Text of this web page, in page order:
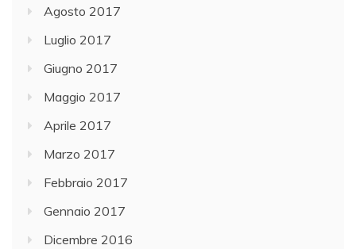
Agosto 2017
Luglio 2017
Giugno 2017
Maggio 2017
Aprile 2017
Marzo 2017
Febbraio 2017
Gennaio 2017
Dicembre 2016